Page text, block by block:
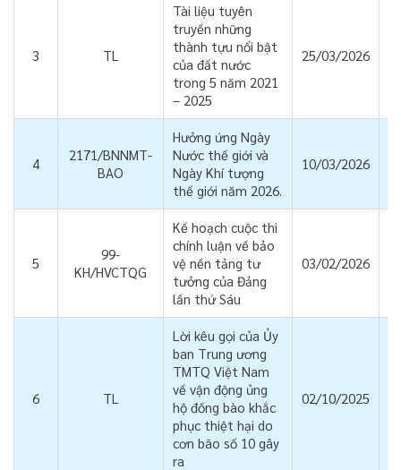
3 TL
Tài liệu tuyên
truyền những
thành tựu nổi bật
của đất nước
trong 5 năm 2021
– 2025
25/03/2026
4
2171/BNNMT-
BAO
Hưởng ứng Ngày
Nước thế giới và
Ngày Khí tượng
thế giới năm 2026.
10/03/2026
5
99-
KH/HVCTQG
Kế hoạch cuộc thi
chính luận về bảo
vệ nền tảng tư
tưởng của Đảng
lần thứ Sáu
03/02/2026
6 TL
Lời kêu gọi của Ủy
ban Trung ương
TMTQ Việt Nam
về vận động ủng
hộ đồng bào khắc
phục thiệt hại do
cơn bão số 10 gây
ra
02/10/2025